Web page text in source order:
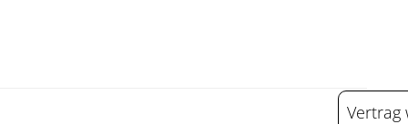
Vertrag